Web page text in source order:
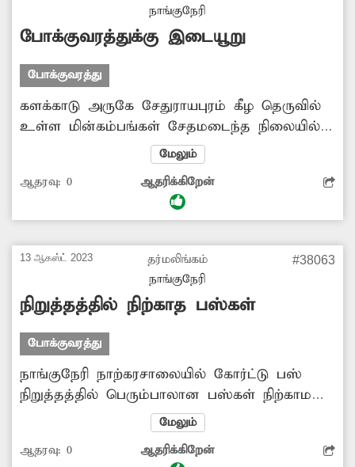
நாங்குநேரி
போக்குவரத்துக்கு இடையூறு
போக்குவரத்து
களக்காடு அருகே சேதுராயபுரம் கீழ தெருவில்
உள்ள மின்கம்பங்கள் சேதமடைந்த நிலையில்
உள்ளன. மேலும் அவைகள் போக்குவரத்துக்கு
இடையூறாக தெருவின் நடுவில் உள்ளன.
எனவே சேதமடைந்த மின்கம்பங்களை அகற்றி
விட்டு, தெருவின் ஓரத்தில் புதிய
நடவடிக்கை எடுக்க கேட்டு கொள்கிறேன்.
மேலும்
ஆதரவு: 0 ஆதரிக்கிறேன்
13 ஆகஸ்ட் 2023
தர்மலிங்கம்
நாங்குநேரி
#38063
நிறுத்தத்தில் நிற்காத பஸ்கள்
போக்குவரத்து
நாங்குநேரி நாற்கரசாலையில் கோர்ட்டு பஸ்
நிறுத்தத்தில் பெரும்பாலான பஸ்கள் நிற்காமல்
செல்கின்றன. சில பஸ்கள் சர்வீஸ் ரோட்டில்
நிறுத்தாமல், நாற்கரசாலையில் நிறுத்தி
பயணிகளை ஏற்றி இறக்கி செல்வதால்
மேலும்
ஆதரவு: 0 ஆதரிக்கிறேன்